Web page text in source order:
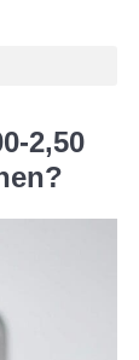
2,50